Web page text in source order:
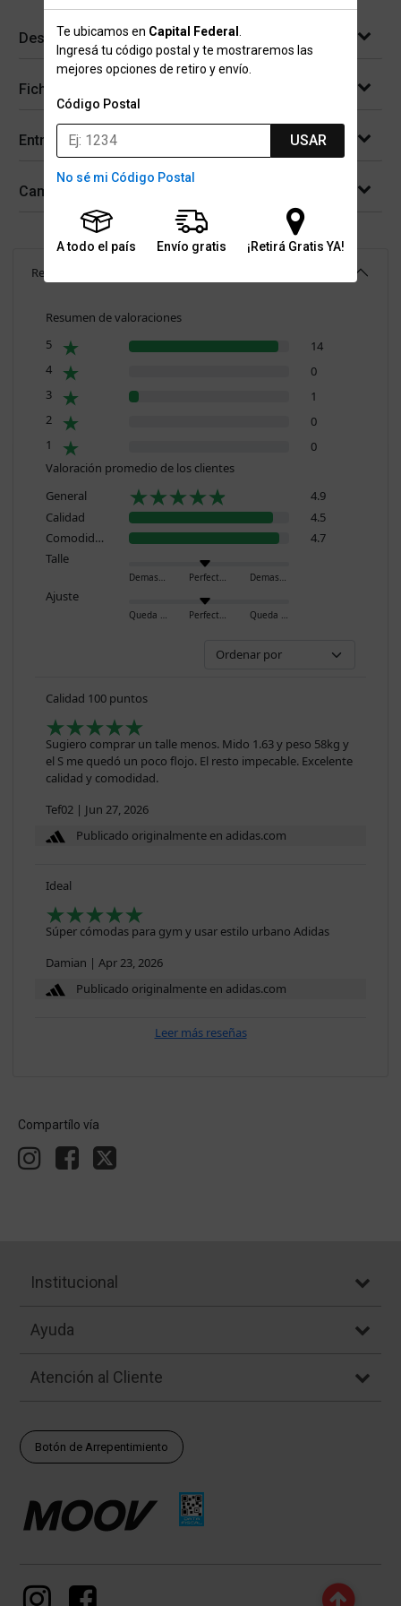
Te ubicamos en Capital Federal
Ingresá tu código postal y te mostraremos las
mejores opciones de retiro y envío.
Código Postal
USAR
No sé mi Código Postal
A todo el país Envío gratis ¡Retirá Gratis YA!
Descripción
Ficha técnica
Entregas
Cambios y devoluciones
Reseñas
Resumen de valoraciones
5
14
4
0
3
1
2
0
1
0
Valoración promedio de los clientes
General
4.9
Calidad
4.5
Comodidad
4.7
Talle
Demasiado pequeño Perfecto Demasiado grande
Ajuste
Queda ajustado Perfecto Queda holgado
Calidad 100 puntos
Sugiero comprar un talle menos. Mido 1.63 y peso 58kg y
el S me quedó un poco flojo. El resto impecable. Excelente
calidad y comodidad.
Tef02 | Jun 27, 2026
Publicado originalmente en adidas.com
Ideal
Súper cómodas para gym y usar estilo urbano Adidas
Damian | Apr 23, 2026
Publicado originalmente en adidas.com
Leer más reseñas
Compartílo vía
Institucional
Ayuda
Atención al Cliente
Botón de Arrepentimiento